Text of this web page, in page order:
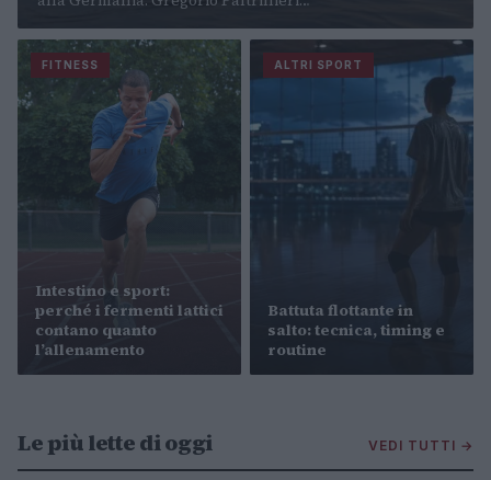
FITNESS
Intestino e sport:
perché i fermenti lattici
contano quanto
l’allenamento
ALTRI SPORT
Battuta flottante in
salto: tecnica, timing e
routine
Le più lette di oggi VEDI TUTTI →